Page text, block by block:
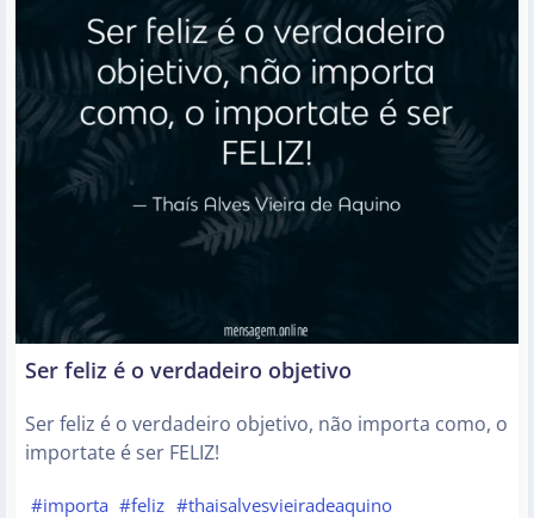
Ser feliz é o verdadeiro objetivo
Ser feliz é o verdadeiro objetivo, não importa como, o
importate é ser FELIZ!
#importa #feliz #thaisalvesvieiradeaquino